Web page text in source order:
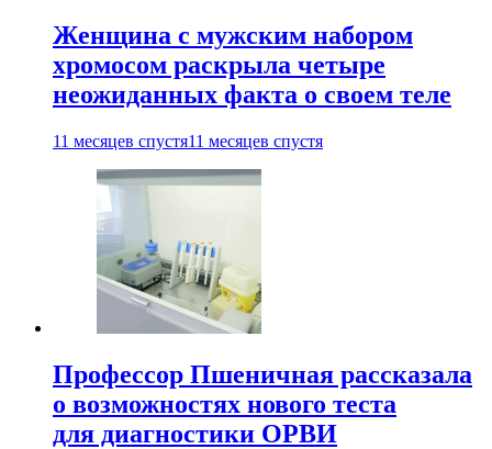
Женщина с мужским набором
хромосом раскрыла четыре
неожиданных факта о своем теле
11 месяцев спустя11 месяцев спустя
Профессор Пшеничная рассказала
о возможностях нового теста
для диагностики ОРВИ